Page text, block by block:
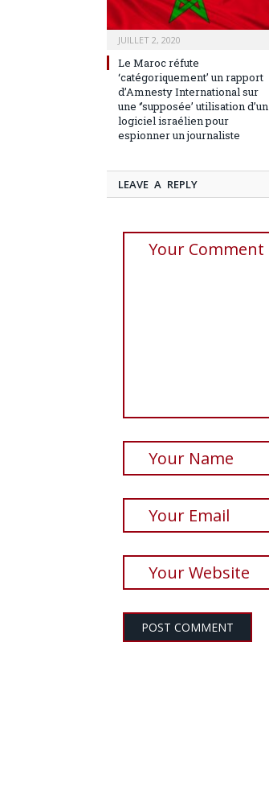
JUILLET 2, 2020
Le Maroc réfute
‘catégoriquement’ un rapport
d’Amnesty International sur
une ‘’supposée’ utilisation d’un
logiciel israélien pour
espionner un journaliste
LEAVE A REPLY